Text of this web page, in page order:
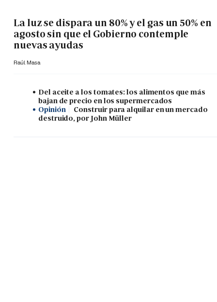
La luz se dispara un 80% y el gas un 50% en
agosto sin que el Gobierno contemple
nuevas ayudas
Raúl Masa
Del aceite a los tomates: los alimentos que más
bajan de precio en los supermercados
Opinión
Construir para alquilar en un mercado
destruido, por John Müller